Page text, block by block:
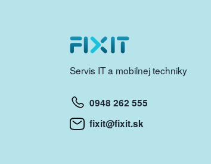
Servis IT a mobilnej techniky
0948 262 555
fixit@fixit.sk